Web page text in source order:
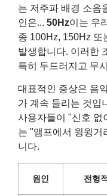
는 저주파 배경 소음
인은... 50Hz이는 우
종 100Hz, 150Hz 또
발생합니다. 이러한
특히 두드러지고 무
대표적인 증상은 음
가 계속 들리는 것입
사용자들이 "신호 없
는 "앰프에서 윙윙거
니다.
원인 전형